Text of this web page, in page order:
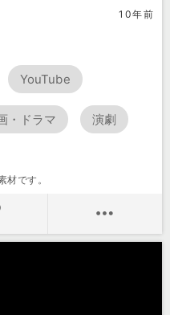
10年前
YouTube
・ドラマ 演劇
です。